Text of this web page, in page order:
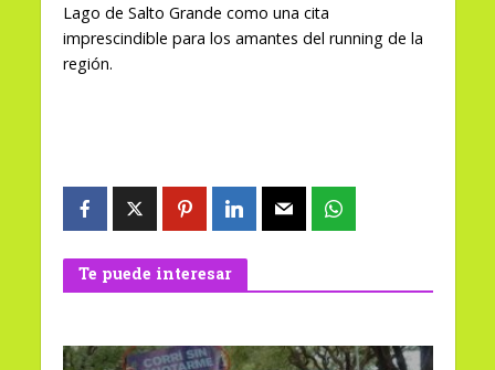
Lago de Salto Grande como una cita
imprescindible para los amantes del running de la
región.
Te puede interesar